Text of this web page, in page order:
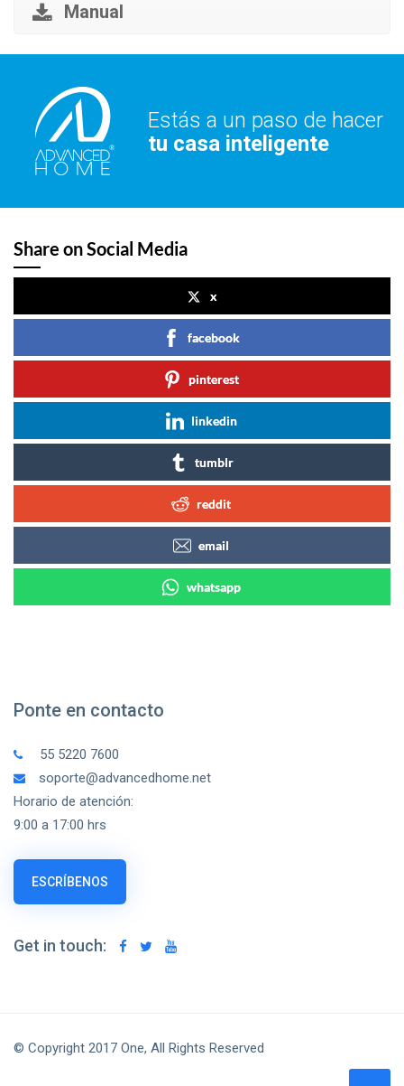
Manual
Estás a un paso de hacer
tu casa inteligente
Share on Social Media
x
facebook
pinterest
linkedin
tumblr
reddit
email
whatsapp
Ponte en contacto
55 5220 7600
soporte@advancedhome.net
Horario de atención:
9:00 a 17:00 hrs
ESCRÍBENOS
Get in touch:
© Copyright 2017 One, All Rights Reserved